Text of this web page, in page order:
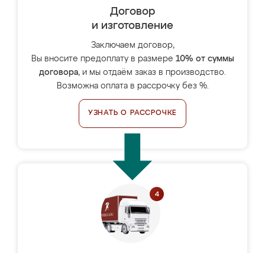
Договор
и изготовление
Заключаем договор,
Вы вносите предоплату в размере 10% от суммы
договора, и мы отдаём заказ в производство.
Возможна оплата в рассрочку без %.
УЗНАТЬ О РАССРОЧКЕ